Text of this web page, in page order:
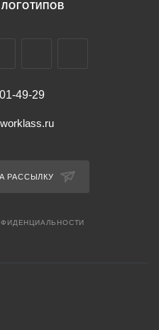
49-29
РАССЫЛКУ